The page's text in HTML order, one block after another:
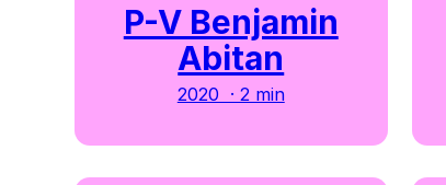
P-V Benjamin
Abitan
2020 · 2 min